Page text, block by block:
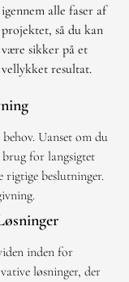
igennem alle faser af
projektet, så du kan
være sikker på et
vellykket resultat.
Uanset om du
for langsigtet
beslutninger.
inden for
løsninger, der